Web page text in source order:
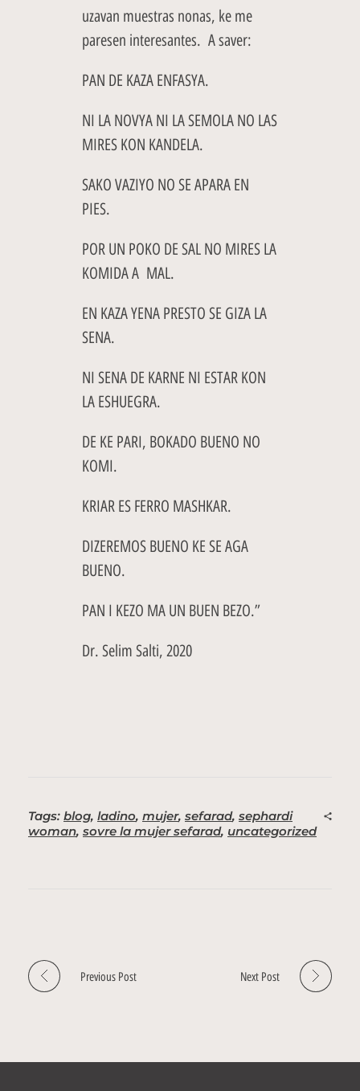
uzavan muestras nonas, ke me
paresen interesantes. A saver:
PAN DE KAZA ENFASYA.
NI LA NOVYA NI LA SEMOLA NO LAS
MIRES KON KANDELA.
SAKO VAZIYO NO SE APARA EN
PIES.
POR UN POKO DE SAL NO MIRES LA
KOMIDA A MAL.
EN KAZA YENA PRESTO SE GIZA LA
SENA.
NI SENA DE KARNE NI ESTAR KON
LA ESHUEGRA.
DE KE PARI, BOKADO BUENO NO
KOMI.
KRIAR ES FERRO MASHKAR.
DIZEREMOS BUENO KE SE AGA
BUENO.
PAN I KEZO MA UN BUEN BEZO.”
Dr. Selim Salti, 2020
Tags: blog, ladino, mujer, sefarad, sephardi
woman, sovre la mujer sefarad, uncategorized
Previous Post Next Post